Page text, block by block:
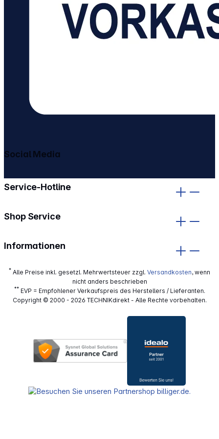
Service-Hotline
Shop Service
Informationen
Social Media
* Alle Preise inkl. gesetzl. Mehrwertsteuer zzgl. Versandkosten, wenn
nicht anders beschrieben
**EVP = Empfohlener Verkaufspreis des Herstellers / Lieferanten.
Copyright © 2000 - 2026 TECHNIKdirekt - Alle Rechte vorbehalten.